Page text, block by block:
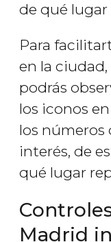
de qué lugar
Para
en la
podrás
los iconos
los números
interés, de
qué lugar
Madrid